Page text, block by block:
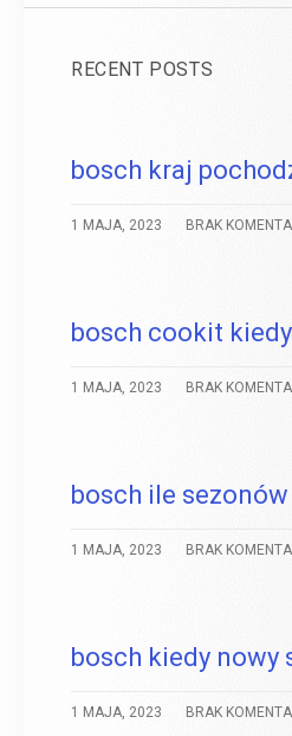
RECENT POSTS
bosch kraj
1 MAJA, 2023 BRAK
bosch cookit
1 MAJA, 2023 BRAK
bosch ile sezonów
1 MAJA, 2023 BRAK
bosch kiedy nowy
1 MAJA, 2023 BRAK